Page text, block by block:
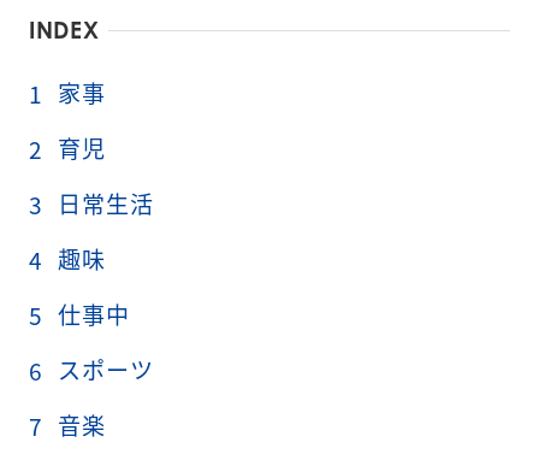
INDEX
1 家事
2 育児
3
日常生活
4 趣味
5 仕事中
6 スポーツ
7 音楽